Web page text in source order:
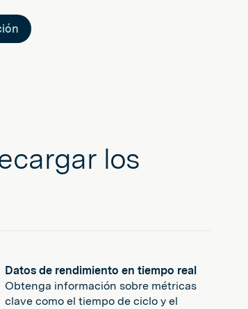
los
Datos de rendimiento en tiempo real
Obtenga información sobre métricas
clave como el tiempo de ciclo y el